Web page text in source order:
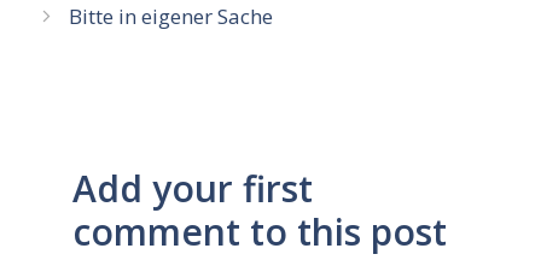
Bitte in eigener Sache
Add your first
comment to this post